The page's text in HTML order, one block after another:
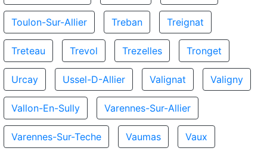
Toulon-Sur-Allier Treban Treignat
Treteau Trevol Trezelles Tronget
Urcay Ussel-D-Allier Valignat Valigny
Vallon-En-Sully Varennes-Sur-Allier
Varennes-Sur-Teche Vaumas Vaux